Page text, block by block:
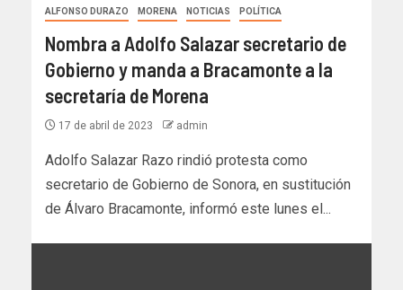
ALFONSO DURAZO MORENA NOTICIAS POLÍTICA
Nombra a Adolfo Salazar secretario de
Gobierno y manda a Bracamonte a la
secretaría de Morena
17 de abril de 2023 admin
Adolfo Salazar Razo rindió protesta como
secretario de Gobierno de Sonora, en sustitución
de Álvaro Bracamonte, informó este lunes el...